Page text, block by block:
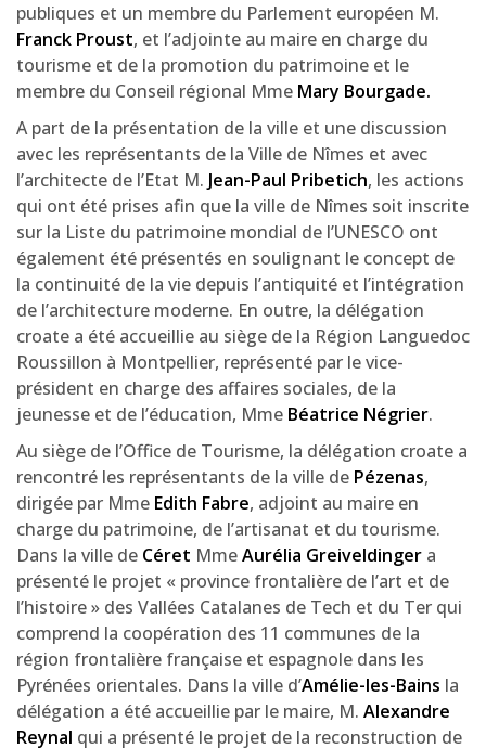
publiques et un membre du Parlement européen M.
Franck Proust, et l’adjointe au maire en charge du
tourisme et de la promotion du patrimoine et le
membre du Conseil régional Mme Mary Bourgade.
A part de la présentation de la ville et une discussion
avec les représentants de la Ville de Nîmes et avec
l’architecte de l’Etat M. Jean-Paul Pribetich, les actions
qui ont été prises afin que la ville de Nîmes soit inscrite
sur la Liste du patrimoine mondial de l’UNESCO ont
également été présentés en soulignant le concept de
la continuité de la vie depuis l’antiquité et l’intégration
de l’architecture moderne. En outre, la délégation
croate a été accueillie au siège de la Région Languedoc
Roussillon à Montpellier, représenté par le vice-
président en charge des affaires sociales, de la
jeunesse et de l’éducation, Mme Béatrice Négrier.
Au siège de l’Office de Tourisme, la délégation croate a
rencontré les représentants de la ville de Pézenas,
dirigée par Mme Edith Fabre, adjoint au maire en
charge du patrimoine, de l’artisanat et du tourisme.
Dans la ville de Céret MmeAurélia Greiveldinger a
présenté le projet « province frontalière de l’art et de
l’histoire » des Vallées Catalanes de Tech et du Ter qui
comprend la coopération des 11 communes de la
région frontalière française et espagnole dans les
Pyrénées orientales. Dans la ville d’Amélie-les-Bains la
délégation a été accueillie par le maire, M. Alexandre
Reynal qui a présenté le projet de la reconstruction de